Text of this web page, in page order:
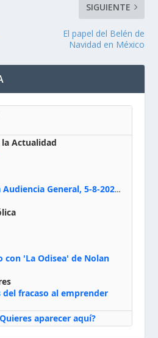
SIGUIENTE
El papel del Belén de
Navidad en México
Actualidad
Papa León Xiv en la Audiencia General, 5-8-2026: «Dios en el primer puesto; la oración, nuestra primera obligación; la liturgia, la primera fuente de la vida divina que se nos comunica, la primera escuela de nuestra vida espiritual»
con 'La Odisea' de Nolan
fracaso al emprender
aparecer aquí?